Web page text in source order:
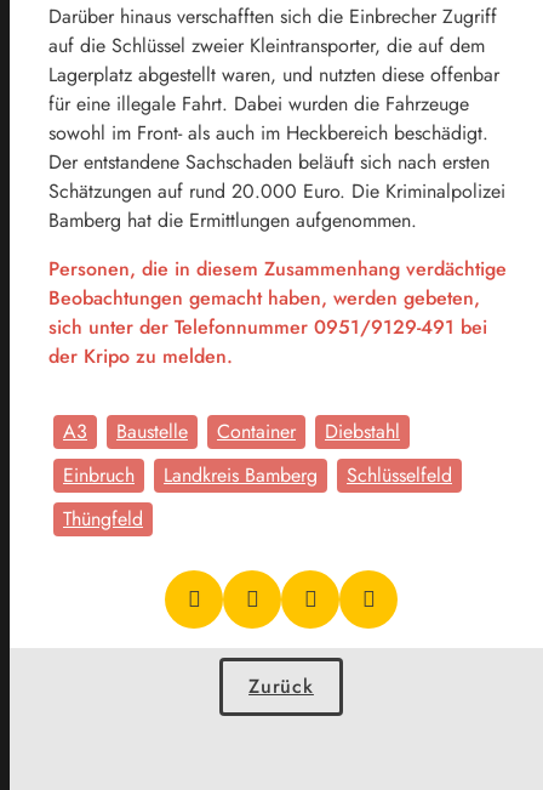
Darüber hinaus verschafften sich die Einbrecher Zugriff
auf die Schlüssel zweier Kleintransporter, die auf dem
Lagerplatz abgestellt waren, und nutzten diese offenbar
für eine illegale Fahrt. Dabei wurden die Fahrzeuge
sowohl im Front- als auch im Heckbereich beschädigt.
Der entstandene Sachschaden beläuft sich nach ersten
Schätzungen auf rund 20.000 Euro. Die Kriminalpolizei
Bamberg hat die Ermittlungen aufgenommen.
Personen, die in diesem Zusammenhang verdächtige
Beobachtungen gemacht haben, werden gebeten,
sich unter der Telefonnummer 0951/9129-491 bei
der Kripo zu melden.
A3 Baustelle Container
Diebstahl
Einbruch
Landkreis Bamberg
Schlüsselfeld
Thüngfeld
Zurück